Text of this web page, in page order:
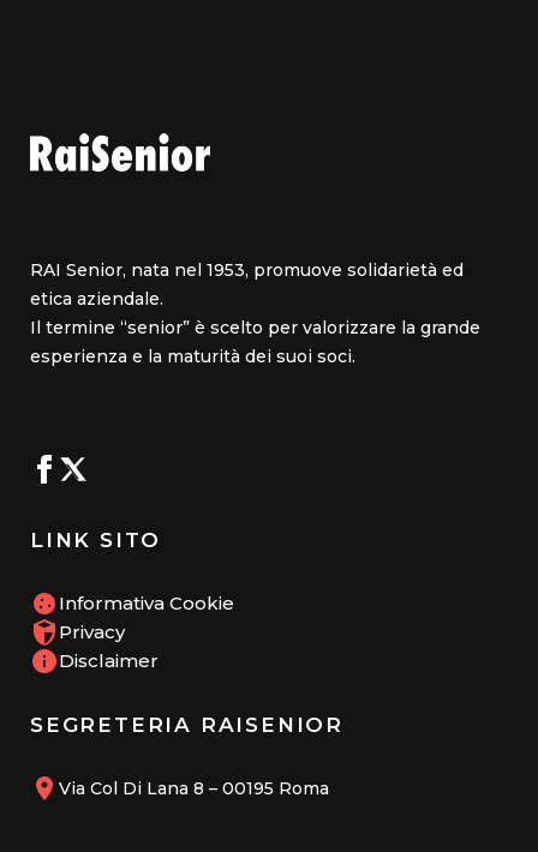
RAI Senior, nata nel 1953, promuove solidarietà ed
etica aziendale.
Il termine “senior” è scelto per valorizzare la grande
esperienza e la maturità dei suoi soci.
LINK SITO
Informativa Cookie
Privacy
Disclaimer
SEGRETERIA RAISENIOR
Via Col Di Lana 8 – 00195 Roma